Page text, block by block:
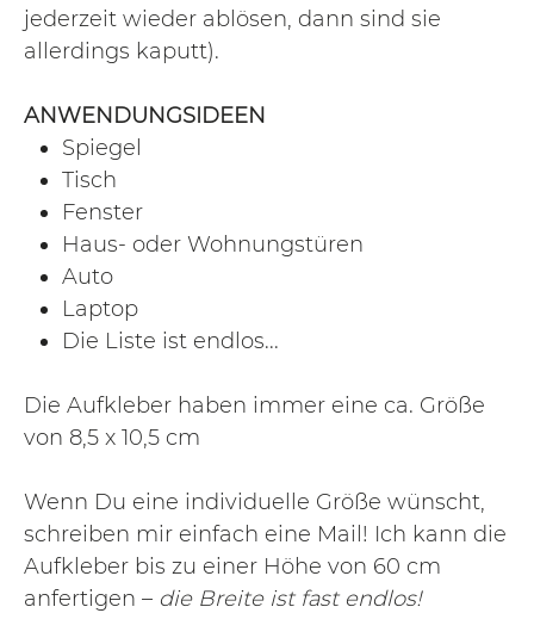
jederzeit wieder ablösen, dann sind sie
allerdings kaputt).
ANWENDUNGSIDEEN
Spiegel
Tisch
Fenster
Haus- oder Wohnungstüren
Auto
Laptop
Die Liste ist endlos...
Die Aufkleber haben immer eine ca. Größe
von 8,5 x 10,5 cm
Wenn Du eine individuelle Größe wünscht,
schreiben mir einfach eine Mail! Ich kann die
Aufkleber bis zu einer Höhe von 60 cm
anfertigen – die Breite ist fast endlos!